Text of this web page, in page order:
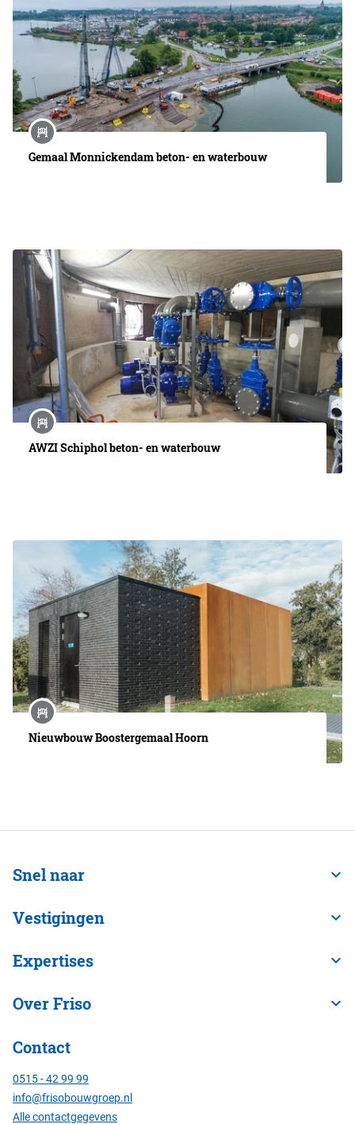
Gemaal Monnickendam beton- en waterbouw
AWZI Schiphol beton- en waterbouw
Nieuwbouw Boostergemaal Hoorn
Snel naar
Vestigingen
Expertises
Over Friso
Contact
0515 - 42 99 99
info@frisobouwgroep.nl
Alle contactgegevens